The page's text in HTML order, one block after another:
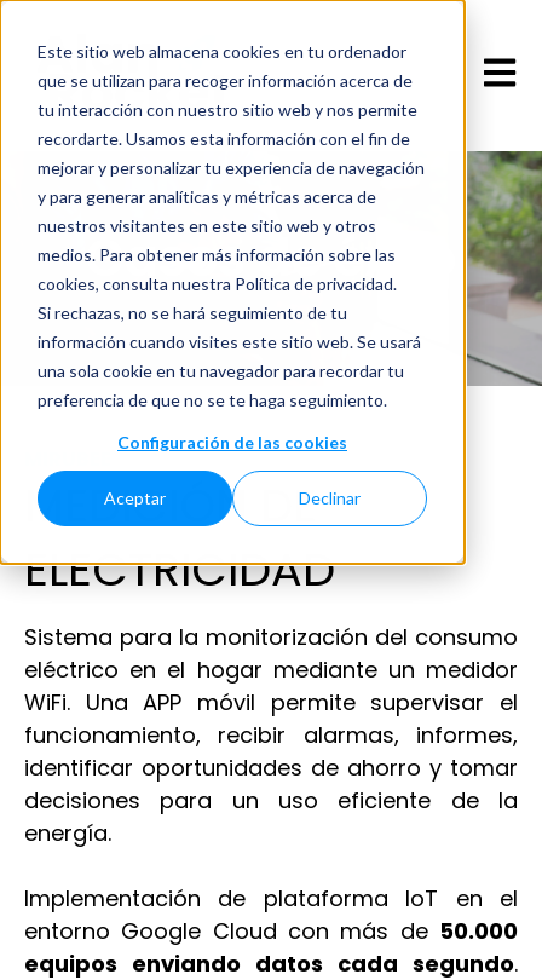
Este sitio web almacena cookies en tu ordenador
que se utilizan para recoger información acerca de
tu interacción con nuestro sitio web y nos permite
recordarte. Usamos esta información con el fin de
mejorar y personalizar tu experiencia de navegación
y para generar analíticas y métricas acerca de
nuestros visitantes en este sitio web y otros
medios. Para obtener más información sobre las
cookies, consulta nuestra Política de privacidad.
Si rechazas, no se hará seguimiento de tu
información cuando visites este sitio web. Se usará
una sola cookie en tu navegador para recordar tu
preferencia de que no se te haga seguimiento.
Configuración de las cookies
Aceptar Declinar
Open
Casos de éxito
MEDICIÓN DE
ELECTRICIDAD
Sistema para la monitorización del consumo
eléctrico en el hogar mediante un medidor
WiFi. Una APP móvil permite supervisar el
funcionamiento, recibir alarmas, informes,
identificar oportunidades de ahorro y tomar
decisiones para un uso eficiente de la
energía.
Implementación de plataforma IoT en el
entorno Google Cloud con más de 50.000
equipos enviando datos cada segundo.